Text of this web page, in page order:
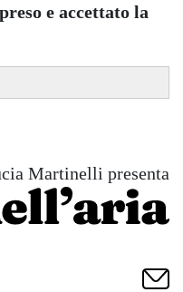
e accettato la
Martinelli presenta